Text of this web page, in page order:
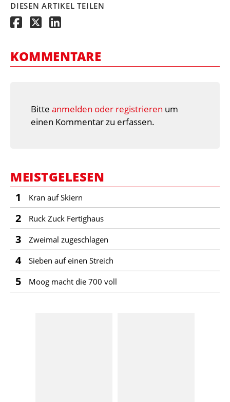
DIESEN ARTIKEL TEILEN
KOMMENTARE
Bitte anmelden oder registrieren um
einen Kommentar zu erfassen.
MEISTGELESEN
1 Kran auf Skiern
2 Ruck Zuck Fertighaus
3 Zweimal zugeschlagen
4 Sieben auf einen Streich
5 Moog macht die 700 voll